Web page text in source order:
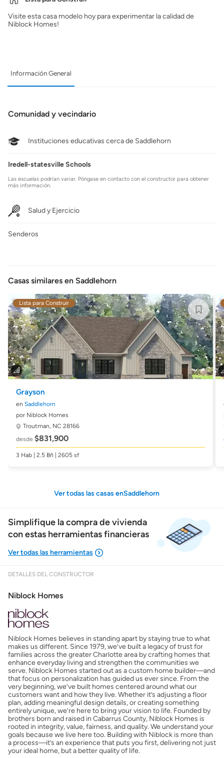
Visite esta casa modelo hoy para experimentar la calidad de
Niblock Homes!
Información General
Comunidad y vecindario
Instituciones educativas cerca de Saddlehorn
Iredell-statesville Schools
Las escuelas podrían variar. Póngase en contacto con el constructor para obtener
más información.
Salud y Ejercicio
Senderos
Casas similares en Saddlehorn
Lista para Construir
Grayson
en Saddlehorn
por Niblock Homes
Troutman, NC 28166
desde $831,900
3 Hab | 2.5 Bñ | 2605 sf
Ver todas las casas enSaddlehorn
Simplifique la compra de vivienda
con estas herramientas financieras
Obtener mi puntaje de crédito
Calcular mi hipoteca
Obtener Aprobación Previa
Preparar mi casa para la venta
Seguro de propietarios
DETALLES DEL CONSTRUCTOR
Niblock Homes
Niblock Homes believes in standing apart by staying true to what
makes us different. Since 1979, we’ve built a legacy of trust for
families across the greater Charlotte area by crafting homes that
enhance everyday living and strengthen the communities we
serve. Niblock Homes started out as a custom home builder—and
that focus on personalization has guided us ever since. From the
very beginning, we’ve built homes centered around what our
customers want and how they live. Whether it’s adjusting a floor
plan, adding meaningful design details, or creating something
entirely unique, we’re here to bring your vision to life. Founded by
brothers born and raised in Cabarrus County, Niblock Homes is
rooted in integrity, value, fairness, and quality. We understand your
goals because we live here too. Building with Niblock is more than
a process—it’s an experience that puts you first, delivering not just
your ideal home, but a better quality of life.